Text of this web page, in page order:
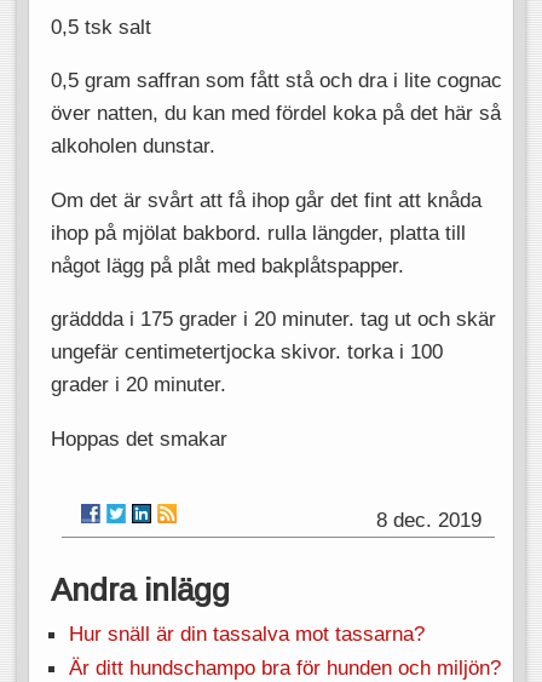
0,5 tsk salt
0,5 gram saffran som fått stå och dra i lite cognac
över natten, du kan med fördel koka på det här så
alkoholen dunstar.
Om det är svårt att få ihop går det fint att knåda
ihop på mjölat bakbord. rulla längder, platta till
något lägg på plåt med bakplåtspapper.
gräddda i 175 grader i 20 minuter. tag ut och skär
ungefär centimetertjocka skivor. torka i 100
grader i 20 minuter.
Hoppas det smakar
8 dec. 2019
Andra inlägg
Hur snäll är din tassalva mot tassarna?
Är ditt hundschampo bra för hunden och miljön?